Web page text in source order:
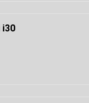
i30